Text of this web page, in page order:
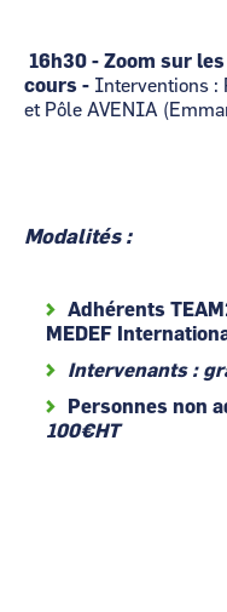
16h30 - Zoom sur
cours - Interventions :
et Pôle AVENIA
Modalités :
Adhérents
MEDEF
Intervenants :
Personnes non
100€HT